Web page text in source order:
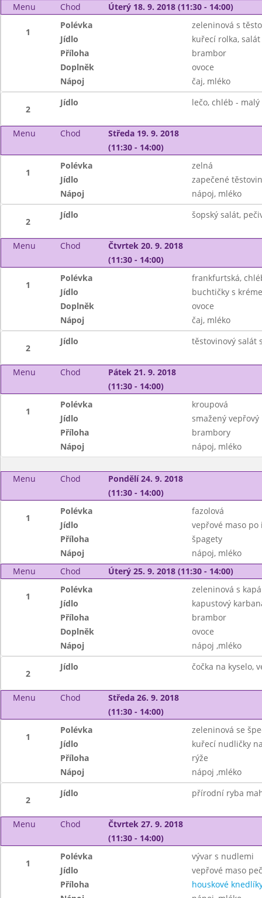
Menu
Chod Úterý 18. 9. 2018 (11:30 - 14:00)
1
Polévka
zeleninová s
Jídlo
kuřecí rolka, salát
Příloha
brambor
Doplněk
ovoce
Nápoj
čaj, mléko
2
Jídlo lečo, chléb -
Menu Chod
Středa 19. 9. 2018
(11:30 - 14:00)
1
Polévka
zelná
Jídlo
zapečené
Nápoj
nápoj, mléko
2
Jídlo šopský salát,
Menu Chod
Čtvrtek 20. 9. 2018
(11:30 - 14:00)
1
Polévka
frankfurtská,
Jídlo
buchtičky s
Doplněk
ovoce
Nápoj
čaj, mléko
2
Jídlo těstovinový salát
Menu Chod
Pátek 21. 9. 2018
(11:30 - 14:00)
1
Polévka
kroupová
Jídlo
smažený vepřový
Příloha
brambory
Nápoj
nápoj, mléko
Menu Chod
Pondělí 24. 9. 2018
(11:30 - 14:00)
1
Polévka
fazolová
Jídlo
vepřové maso po
Příloha
špagety
Nápoj
nápoj, mléko
Menu
Chod Úterý 25. 9. 2018 (11:30 - 14:00)
1
Polévka
zeleninová s
Jídlo
kapustový
Příloha
brambor
Doplněk
ovoce
Nápoj
nápoj ,mléko
2
Jídlo čočka na kyselo,
Menu Chod
Středa 26. 9. 2018
(11:30 - 14:00)
1
Polévka
zeleninová se
Jídlo
kuřecí nudličky
Příloha
rýže
Nápoj
nápoj ,mléko
2
Jídlo přírodní ryba
Menu Chod
Čtvrtek 27. 9. 2018
(11:30 - 14:00)
1
Polévka
vývar s nudlemi
Jídlo
vepřové maso
Příloha
houskové